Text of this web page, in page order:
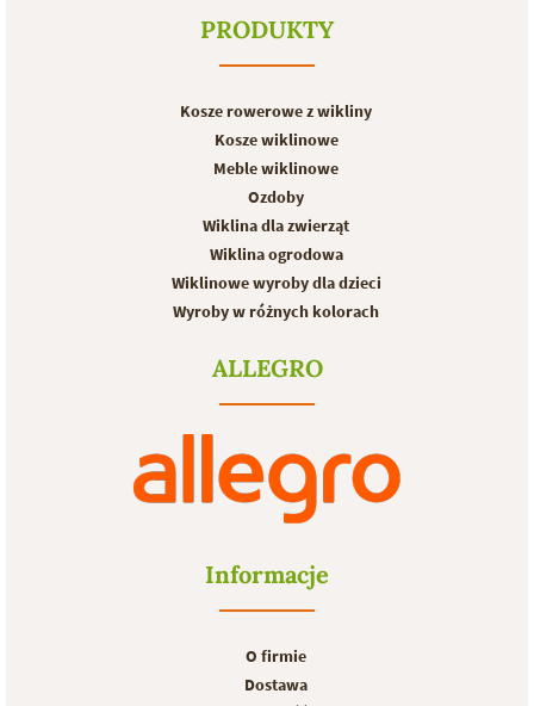
PRODUKTY
Kosze rowerowe z wikliny
Kosze wiklinowe
Meble wiklinowe
Ozdoby
Wiklina dla zwierząt
Wiklina ogrodowa
Wiklinowe wyroby dla dzieci
Wyroby w różnych kolorach
ALLEGRO
Informacje
O firmie
Dostawa